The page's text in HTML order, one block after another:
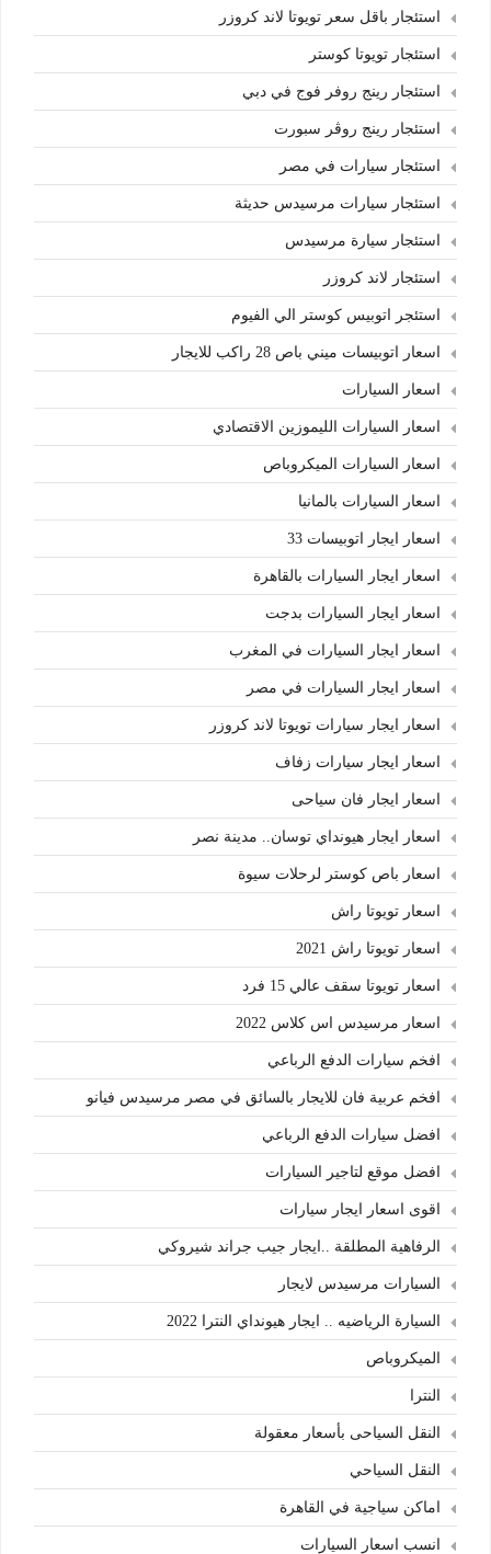
استئجار باقل سعر تويوتا لاند كروزر
استئجار تويوتا كوستر
استئجار رينج روفر فوج في دبي
استئجار رينج روڤر سبورت
استئجار سيارات في مصر
استئجار سيارات مرسيدس حديثة
استئجار سيارة مرسيدس
استئجار لاند كروزر
استئجر اتوبيس كوستر الي الفيوم
اسعار اتوبيسات ميني باص 28 راكب للايجار
اسعار السيارات
اسعار السيارات الليموزين الاقتصادي
اسعار السيارات الميكروباص
اسعار السيارات بالمانيا
اسعار ايجار اتوبيسات 33
اسعار ايجار السيارات بالقاهرة
اسعار ايجار السيارات بدجت
اسعار ايجار السيارات في المغرب
اسعار ايجار السيارات في مصر
اسعار ايجار سيارات تويوتا لاند كروزر
اسعار ايجار سيارات زفاف
اسعار ايجار فان سياحى
اسعار ايجار هيونداي توسان.. مدينة نصر
اسعار باص كوستر لرحلات سيوة
اسعار تويوتا راش
اسعار تويوتا راش 2021
اسعار تويوتا سقف عالي 15 فرد
اسعار مرسيدس اس كلاس 2022
افخم سيارات الدفع الرباعي
افخم عربية فان للايجار بالسائق في مصر مرسيدس فيانو
افضل سيارات الدفع الرباعي
افضل موقع لتاجير السيارات
اقوى اسعار ايجار سيارات
الرفاهية المطلقة ..ايجار جيب جراند شيروكي
السيارات مرسيدس لايجار
السيارة الرياضيه .. ايجار هيونداي النترا 2022
الميكروباص
النترا
النقل السياحى بأسعار معقولة
النقل السياحي
اماكن سياجية في القاهرة
انسب اسعار السيارات